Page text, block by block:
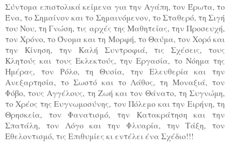
Σύντομα επιστολικά κείμενα για την Αγάπη, τον Έρωτα, το
Ένα, το Σημαίνον και το Σημαινόμενον, το Σταθερό, τη Σιγή
του Νου, τη Γνώση, τις αρχές της Μαθητείας, την Προσευχή,
τον Χρόνο, το Όνομα και τη Μορφή, το Θαύμα, τον Χορό και
την Κίνηση, την Καλή Συντροφιά, τις Σχέσεις, τους
Κλητούς και τους Εκλεκτούς, την Εργασία, το Νόημα της
Ημέρας, τον Ρόλο, τη Θυσία, την Ελευθερία και την
Ανεξαρτησία, το Σωστό και το Λάθος, τη Μοναξιά, τον
Φόβο, τους Αγγέλους, τη Ζωή και τον Θάνατο, τη Συγνώμη,
το Χρέος της Ευγνωμοσύνης, τον Πόλεμο και την Ειρήνη, τη
Θρησκεία, τον Φανατισμό, την Κατακράτηση και την
Σπατάλη, τον Λόγο και την Φλυαρία, την Τάξη, τον
Εθελοντισμό, τις Επιθυμίες κι εντέλει ένα Σχέδιο!!!